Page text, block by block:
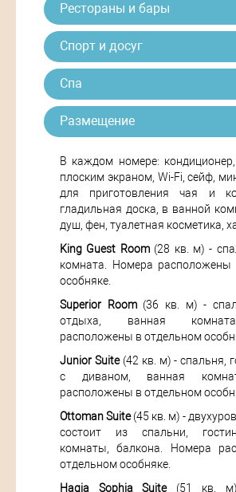
Рестораны и бары
Спорт и досуг
Спа
Размещение
В каждом номере:
плоским экраном, Wi-Fi, сейф,
для приготовления чая и
гладильная доска, в ванной
душ, фен, туалетная косметика,
King Guest Room(28 кв. м) -
комната. Номера расположены
особняке.
Superior Room(36 кв. м) -
отдыха, ванная
расположены в отдельном
Junior Suite(42 кв. м) - спальня,
с диваном, ванная
расположены в отдельном
Ottoman Suite(45 кв. м) -
состоит из спальни,
комнаты, балкона. Номера
отдельном особняке.
Hagia Sophia Suite(51 кв. м)